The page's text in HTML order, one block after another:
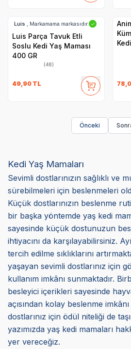
Luis , Markamama markasıdır. ✓
Luis Parça Tavuk Etli
Soslu Kedi Yaş Maması
400 GR
(48)
49,90 TL
Önceki
Kedi Yaş Mamaları
Sevimli dostlarınızın sağlıklı ve
sürebilmeleri için beslenmeleri
Küçük dostlarınızın beslenme
bir başka yöntemde yaş kedi
sayesinde küçük dostunuzun
ihtiyacını da karşılayabilirsiniz.
tercih edilme sıklıklarını
yaşayan sevimli dostlarınız için
kullanım imkânı sunmaktadır.
besleyici içerikleri sayesinde
açısından kolay beslenme
dostlarınız için ödül niteliği de
yazımızda yaş kedi mamaları
yer vereceğiz.